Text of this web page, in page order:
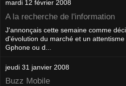
mardi 12 février 2008
A la recherche de l'information
J'annonçais cette semaine comme
d'évolution du marché et un
Gphone ou d...
jeudi 31 janvier 2008
Buzz Mobile